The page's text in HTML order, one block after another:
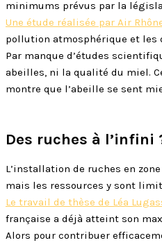
minimums prévus par la
Une étude réalisée par Air
pollution atmosphérique et les
Par manque d’études
abeilles, ni la qualité du miel.
montre que l’abeille se sent
Des ruches à l’infini
L’installation de ruches en
mais les ressources y sont
Le travail de thèse de Léa
française a déjà atteint son
Alors pour contribuer